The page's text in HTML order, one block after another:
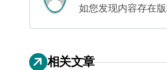
如您发现内容存在
相关文章